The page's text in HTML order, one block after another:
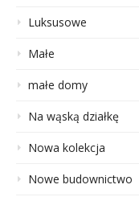
Luksusowe
Małe
małe domy
Na wąską działkę
Nowa kolekcja
Nowe budownictwo